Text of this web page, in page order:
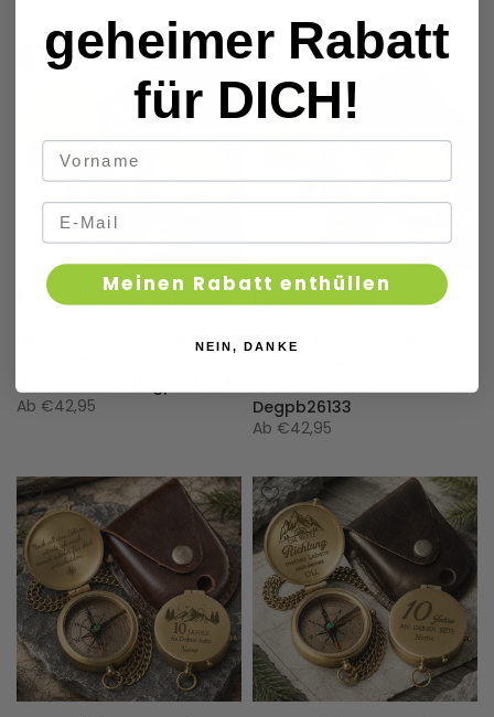
Personalisierter Gravierter
Meinen Liebsten - Ich Mich
Entscheiden - Degpb26134
Ab €42,95
Personalisierter Gravierter
Meinen Liebsten - Die Beste
Degpb26133
Ab €42,95
geheimer Rabatt
für DICH!
Meinen Rabatt enthüllen
NEIN, DANKE